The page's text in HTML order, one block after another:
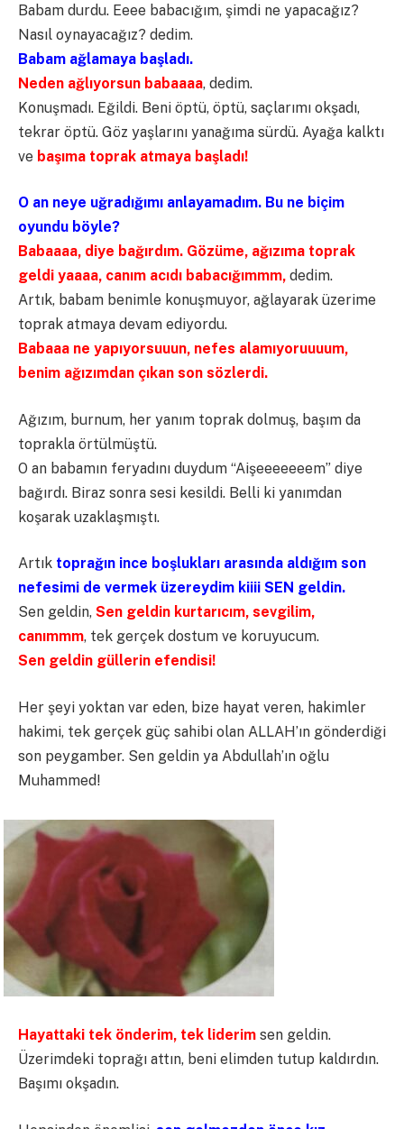
Babam durdu. Eeee babacığım, şimdi ne yapacağız?
Nasıl oynayacağız? dedim.
Babam ağlamaya başladı.
Neden ağlıyorsun babaaaa, dedim.
Konuşmadı. Eğildi. Beni öptü, öptü, saçlarımı okşadı,
tekrar öptü. Göz yaşlarını yanağıma sürdü. Ayağa kalktı
ve başıma toprak atmaya başladı!
O an neye uğradığımı anlayamadım. Bu ne biçim
oyundu böyle?
Babaaaa, diye bağırdım. Gözüme, ağızıma toprak
geldi yaaaa, canım acıdı babacığımmm, dedim.
Artık, babam benimle konuşmuyor, ağlayarak üzerime
toprak atmaya devam ediyordu.
Babaaa ne yapıyorsuuun, nefes alamıyoruuuum,
benim ağızımdan çıkan son sözlerdi.
Ağızım, burnum, her yanım toprak dolmuş, başım da
toprakla örtülmüştü.
O an babamın feryadını duydum “Aişeeeeeeem” diye
bağırdı. Biraz sonra sesi kesildi. Belli ki yanımdan
koşarak uzaklaşmıştı.
Artık toprağın ince boşlukları arasında aldığım son
nefesimi de vermek üzereydim kiiii SEN geldin.
Sen geldin, Sen geldin kurtarıcım, sevgilim,
canımmm, tek gerçek dostum ve koruyucum.
Sen geldin güllerin efendisi!
Her şeyi yoktan var eden, bize hayat veren, hakimler
hakimi, tek gerçek güç sahibi olan ALLAH’ın gönderdiği
son peygamber. Sen geldin ya Abdullah’ın oğlu
Muhammed!
Hayattaki tek önderim, tek liderim sen geldin.
Üzerimdeki toprağı attın, beni elimden tutup kaldırdın.
Başımı okşadın.